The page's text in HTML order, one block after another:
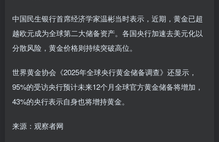
中国民生银行首席经济学家温彬当时表示，近期，黄金已超
越欧元成为全球第二大储备资产。各国央行加速去美元化以
分散风险，黄金价格则持续突破高位。
世界黄金协会《2025年全球央行黄金储备调查》还显示，
95%的受访央行预计未来12个月全球官方黄金储备将增加，
43%的央行表示自身也将增持黄金。
来源：观察者网